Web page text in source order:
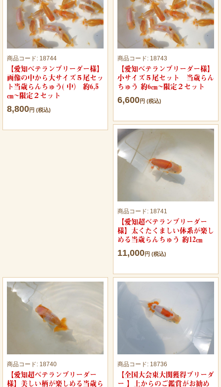
商品コード: 18744
【愛知ベテランブリーダー様】
画像の中から大サイズ５尾セッ
ト当歳らんちゅう( 中） 約6,5
㎝~限定２セット
8,800円 (税込)
商品コード: 18743
【愛知ベテランブリーダー様】
小サイズ５尾セット 当歳らん
ちゅう 約6㎝~限定２セット
6,600円 (税込)
商品コード: 18741
【愛知超ベテランブリーダー
様】太くたくましい体系が楽し
める当歳らんちゅう 約12㎝
11,000円 (税込)
商品コード: 18740
【愛知超ベテランブリーダー
様】美しい柄が楽しめる当歳ら
商品コード: 18736
【全国大会東大関獲得ブリーダ
ー 】上からのご鑑賞がお勧め